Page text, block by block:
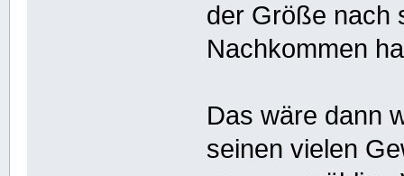
der Größe nach
Nachkommen
Das wäre dann
seinen vielen